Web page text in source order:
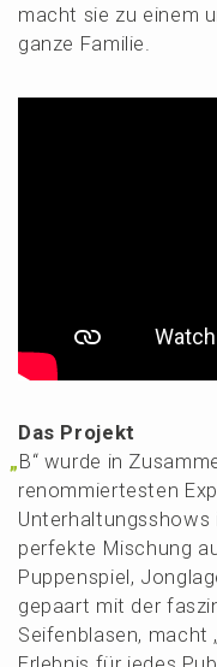
macht sie zu einem
ganze Familie.
Das Projekt
„ B“ wurde in
renom­mier­tes­ten
perfek­te Mischung
Puppen­spiel,
gepaart mit der
Seifen­bla­sen, macht